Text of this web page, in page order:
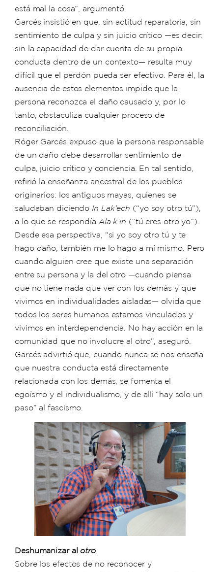
está mal la cosa”, argumentó.
Garcés insistió en que, sin actitud reparatoria, sin
sentimiento de culpa y sin juicio crítico —es decir:
sin la capacidad de dar cuenta de su propia
conducta dentro de un contexto— resulta muy
difícil que el perdón pueda ser efectivo. Para él, la
ausencia de estos elementos impide que la
persona reconozca el daño causado y, por lo
tanto, obstaculiza cualquier proceso de
reconciliación.
Róger Garcés expuso que la persona responsable
de un daño debe desarrollar sentimiento de
culpa, juicio crítico y conciencia. En tal sentido,
refirió la enseñanza ancestral de los pueblos
originarios: los antiguos mayas, quienes se
saludaban diciendo In Lak’ech (“yo soy otro tú”),
a lo que se respondía Ala k’in (“tú eres otro yo”).
Desde esa perspectiva, “si yo soy otro tú y te
hago daño, también me lo hago a mí mismo. Pero
cuando alguien cree que existe una separación
entre su persona y la del otro —cuando piensa
que no tiene nada que ver con los demás y que
vivimos en individualidades aisladas— olvida que
todos los seres humanos estamos vinculados y
vivimos en interdependencia. No hay acción en la
comunidad que no involucre al otro”, aseguró.
Garcés advirtió que, cuando nunca se nos enseña
que nuestra conducta está directamente
relacionada con los demás, se fomenta el
egoísmo y el individualismo, y de allí “hay solo un
paso” al fascismo.
Deshumanizar alotro
Sobre los efectos de no reconocer y